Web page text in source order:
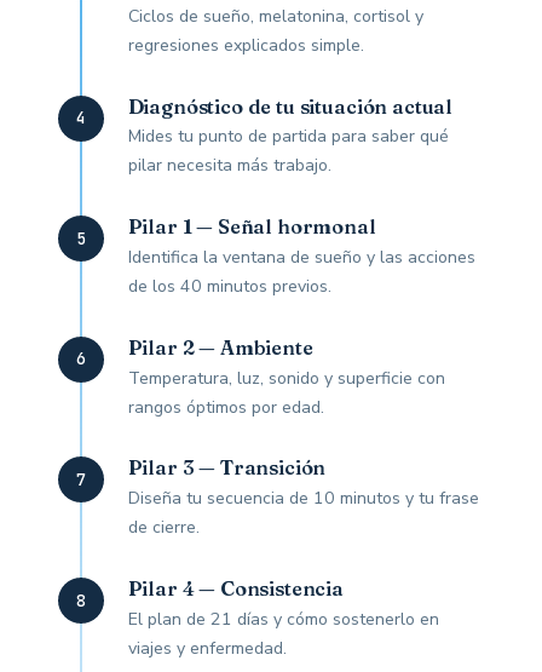
Ciclos de sueño, melatonina, cortisol y
regresiones explicados simple.
4 Diagnóstico de tu situación actual
Mides tu punto de partida para saber qué
pilar necesita más trabajo.
5 Pilar 1 — Señal hormonal
Identifica la ventana de sueño y las acciones
de los 40 minutos previos.
6 Pilar 2 — Ambiente
Temperatura, luz, sonido y superficie con
rangos óptimos por edad.
7 Pilar 3 — Transición
Diseña tu secuencia de 10 minutos y tu frase
de cierre.
8 Pilar 4 — Consistencia
El plan de 21 días y cómo sostenerlo en
viajes y enfermedad.